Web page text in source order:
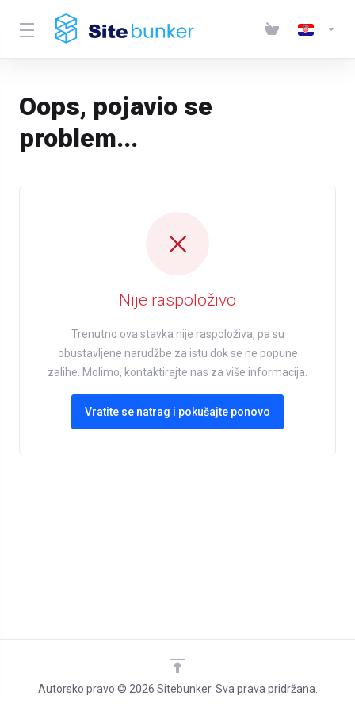
Oops, pojavio se
problem...
Nije raspoloživo
Trenutno ova stavka nije raspoloživa, pa su
obustavljene narudžbe za istu dok se ne popune
zalihe. Molimo, kontaktirajte nas za više informacija.
Vratite se natrag i pokušajte ponovo
Autorsko pravo © 2026 Sitebunker. Sva prava pridržana.